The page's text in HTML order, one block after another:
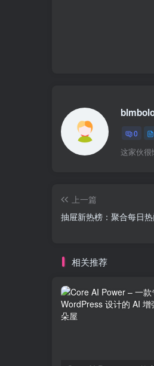
0
这家伙很
上一篇
抽屉新热榜：聚合每日
相关推荐